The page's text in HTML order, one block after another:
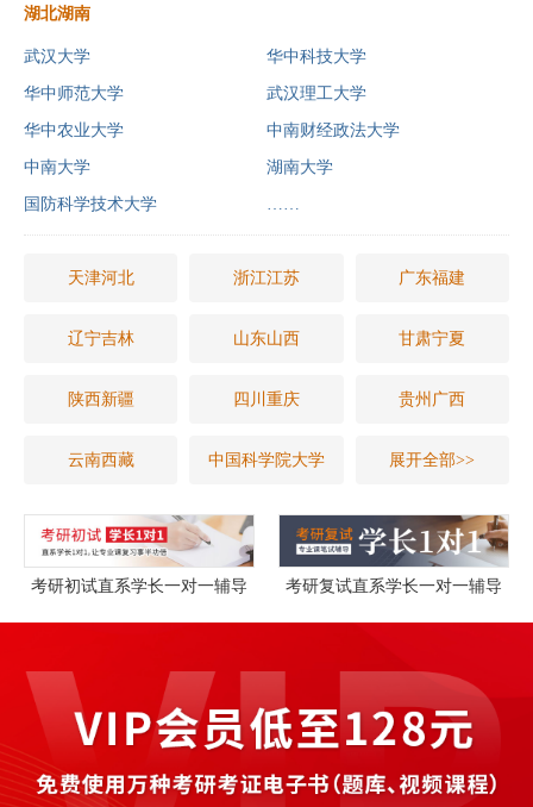
湖北湖南
武汉大学 华中科技大学
华中师范大学 武汉理工大学
华中农业大学 中南财经政法大学
中南大学 湖南大学
国防科学技术大学
天津河北 浙江江苏 广东福建
辽宁吉林 山东山西 甘肃宁夏
陕西新疆 四川重庆 贵州广西
云南西藏 中国科学院大学 展开全部>>
考研初试直系学长一对一辅导 考研复试直系学长一对一辅导